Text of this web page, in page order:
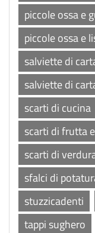
piccole ossa e
piccole ossa e
salviette di
salviette di
scarti di cucina
scarti di frutta
scarti di
sfalci di
stuzzicadenti
tappi sughero